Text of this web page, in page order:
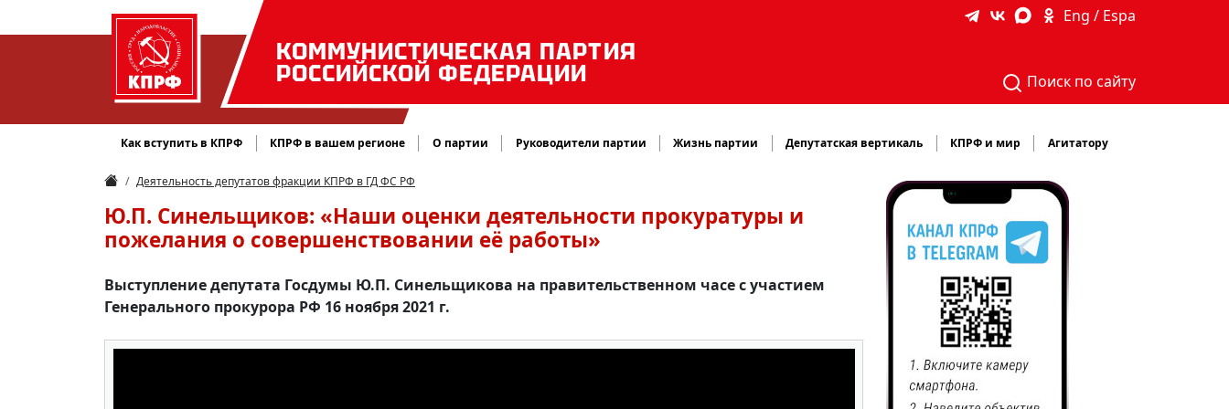
КОММУНИСТИЧЕСКАЯ ПАРТИЯ
РОССИЙСКОЙ ФЕДЕРАЦИИ
Eng / Espa
Поиск по сайту
Как вступить в КПРФ КПРФ в вашем регионе О партии Руководители партии Жизнь партии Депутатская вертикаль КПРФ и мир Агитатору
Деятельность депутатов фракции КПРФ в ГД ФС РФ
Ю.П. Синельщиков: «Наши оценки деятельности прокуратуры и
пожелания о совершенствовании её работы»
Выступление депутата Госдумы Ю.П. Синельщикова на правительственном часе с участием
Генерального прокурора РФ 16 ноября 2021 г.